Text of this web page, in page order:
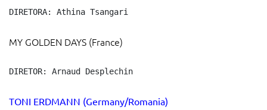
DIRETORA: Athina Tsangari
MY GOLDEN DAYS (France)
DIRETOR: Arnaud Desplechin
TONI ERDMANN (Germany/Romania)